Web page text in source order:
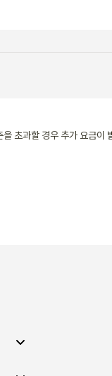
초과할 경우 추가 요금이